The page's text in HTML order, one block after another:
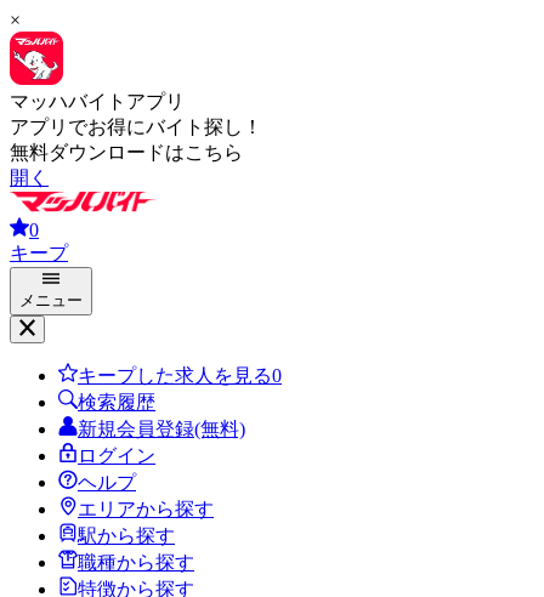
×
マッハバイトアプリ
アプリでお得にバイト探し！
無料ダウンロードはこちら
開く
0
キープ
メニュー
キープした求人を見る0
検索履歴
新規会員登録(無料)
ログイン
ヘルプ
エリアから探す
駅から探す
職種から探す
特徴から探す